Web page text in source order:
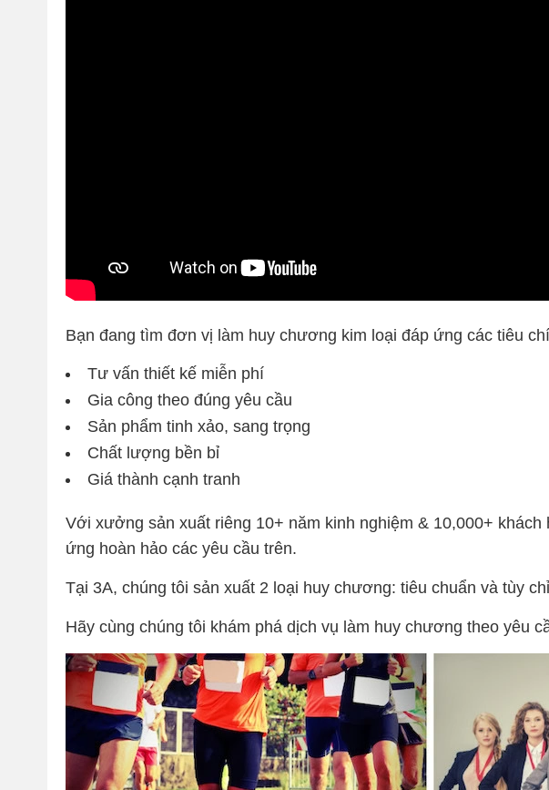
Bạn đang tìm đơn vị làm huy chương kim loại đáp ứng các tiêu
Tư vấn thiết kế miễn phí
Gia công theo đúng yêu cầu
Sản phẩm tinh xảo, sang trọng
Chất lượng bền bỉ
Giá thành cạnh tranh
Với xưởng sản xuất riêng 10+ năm kinh nghiệm & 10,000+ khách
ứng hoàn hảo các yêu cầu trên.
Tại 3A, chúng tôi sản xuất 2 loại huy chương: tiêu chuẩn và tùy
Hãy cùng chúng tôi khám phá dịch vụ làm huy chương theo yêu